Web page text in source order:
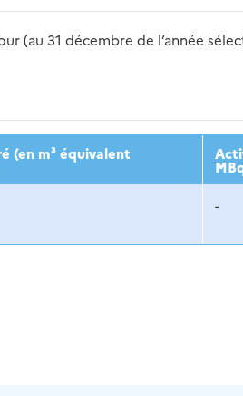
(au 31 décembre de l’année
2017 2018
(en m³ équivalent
-